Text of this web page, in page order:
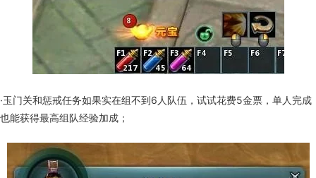
·玉门关和惩戒任务如果实在组不到6人队伍，试试花费5金票，单人完成
也能获得最高组队经验加成；